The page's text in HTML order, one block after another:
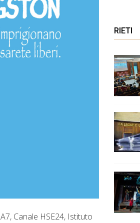
Canale HSE24, Istituto
RIETI